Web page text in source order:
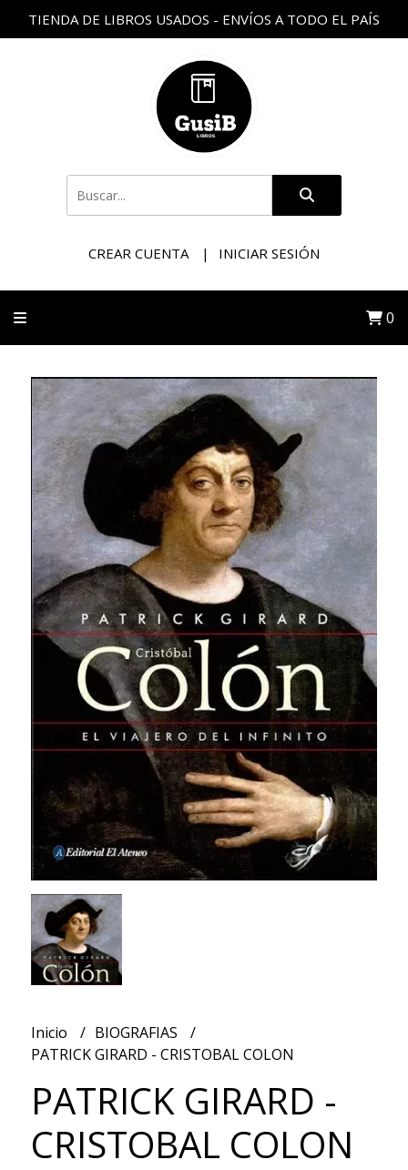
TIENDA DE LIBROS USADOS - ENVÍOS A TODO EL PAÍS
CREAR CUENTA INICIAR SESIÓN
0
Inicio
BIOGRAFIAS
PATRICK GIRARD - CRISTOBAL COLON
PATRICK GIRARD -
CRISTOBAL COLON